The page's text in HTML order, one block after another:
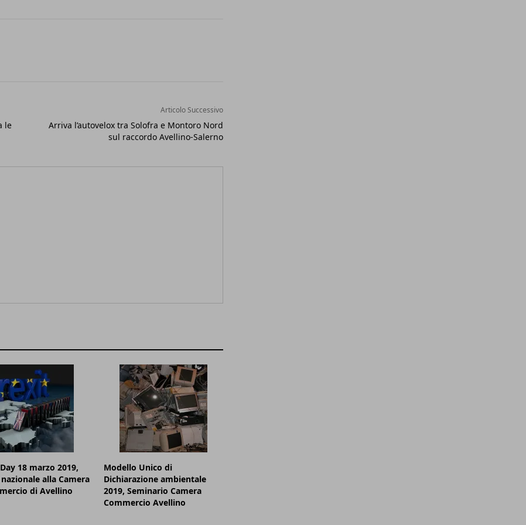
le
Articolo Successivo
Arriva l’autovelox tra Solofra e Montoro Nord
sul raccordo Avellino-Salerno
18 marzo 2019,
alla Camera
di Avellino
Modello Unico di
Dichiarazione ambientale
2019, Seminario Camera
Commercio Avellino